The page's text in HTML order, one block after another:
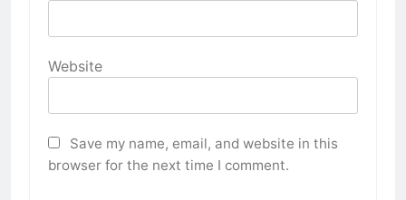
Website
Save my name, email, and website in this
browser for the next time I comment.